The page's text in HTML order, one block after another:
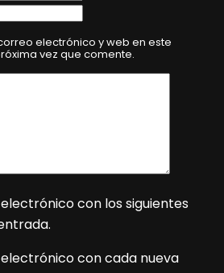
electrónico y web en este
vez que comente.
con los siguientes
con cada nueva